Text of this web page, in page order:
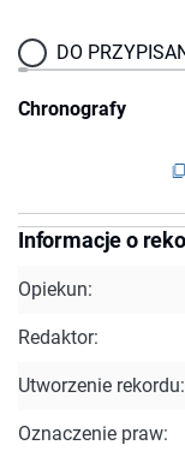
DO
Chronografy
Informacje o
Opiekun:
Redaktor:
Utworzenie rekordu:
Oznaczenie praw: